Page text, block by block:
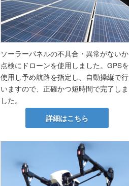
ソーラーパネルの不具合・異常がないか
点検にドローンを使用しました。GPSを
使用し予め航路を指定し、自動操縦で行
いますので、正確かつ短時間で完了しま
した。
詳細はこちら